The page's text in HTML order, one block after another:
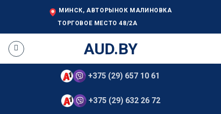
МИНСК, АВТОРЫНОК МАЛИНОВКА
ТОРГОВОЕ МЕСТО 48/2А
AUD.BY
+375 (29) 657 10 61
+375 (29) 632 26 72